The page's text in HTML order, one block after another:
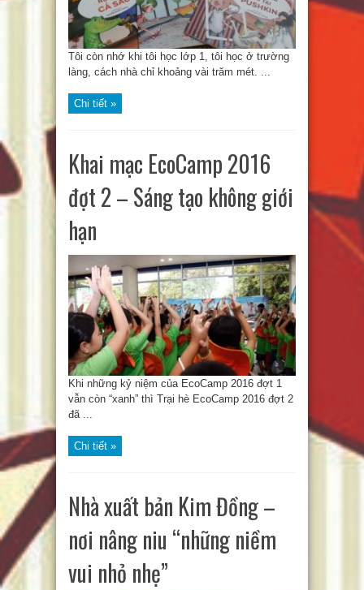
Tôi còn nhớ khi tôi học lớp 1, tôi học ở trường
làng, cách nhà chỉ khoảng vài trăm mét. ...
Chi tiết »
Khai mạc EcoCamp 2016
đợt 2 – Sáng tạo không giới
hạn
Khi những kỷ niệm của EcoCamp 2016 đợt 1
vẫn còn “xanh” thì Trại hè EcoCamp 2016 đợt 2
đã ...
Chi tiết »
Nhà xuất bản Kim Đồng –
nơi nâng niu “những niềm
vui nhỏ nhẹ”